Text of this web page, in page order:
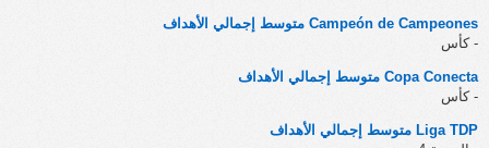
Campeón de Campeones متوسط إجمالي الأهداف
- كأس
Copa Conecta متوسط إجمالي الأهداف
- كأس
Liga TDP متوسط إجمالي الأهداف